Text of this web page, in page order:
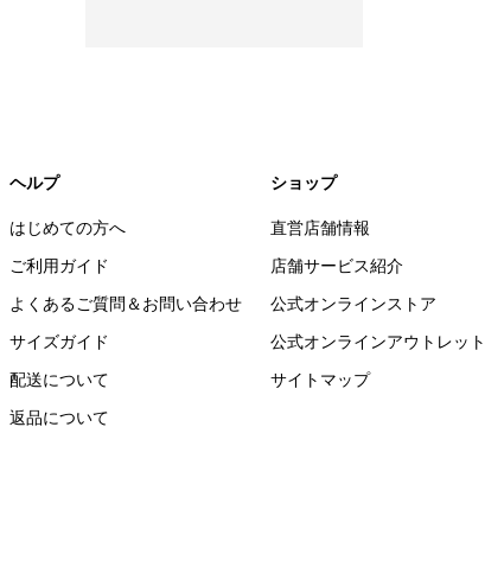
ヘルプ
はじめての方へ
ご利用ガイド
よくあるご質問＆お問い合わせ
サイズガイド
配送について
返品について
ショップ
直営店舗情報
店舗サービス紹介
公式オンラインストア
公式オンラインアウトレット
サイトマップ